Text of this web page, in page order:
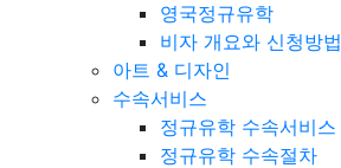
영국정규유학
비자 개요와 신청방법
아트 & 디자인
수속서비스
정규유학 수속서비스
정규유학 수속절차